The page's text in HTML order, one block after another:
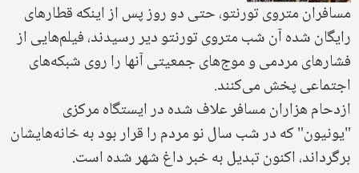
مسافران متروی تورنتو، حتی دو روز پس از اینکه قطارهای
رایگان شده آن شب متروی تورنتو دیر رسیدند، فیلم‌هایی از
فشارهای مردمی و موج‌های جمعیتی آنها را روی شبکه‌های
اجتماعی پخش می‌کنند.
ازدحام هزاران مسافر علاف شده در ایستگاه مرکزی
"یونیون" که در شب سال نو مردم را قرار بود به خانه‌هایشان
برگرداند، اکنون تبدیل به خبر داغ شهر شده است.